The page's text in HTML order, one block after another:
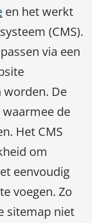
en het werkt
(CMS).
via een
worden. De
de
Het CMS
om
eenvoudig
voegen. Zo
sitemap niet